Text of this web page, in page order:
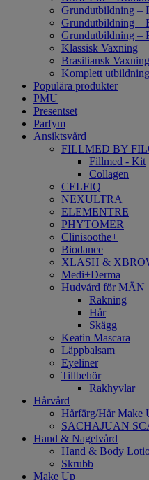
Grundutbildning –
Grundutbildning –
Grundutbildning –
Klassisk Vaxning
Brasiliansk Vaxning
Komplett
Populära produkter
PMU
Presentset
Parfym
Ansiktsvård
FILLMED BY
Fillmed - Kit
Collagen
CELFIQ
NEXULTRA
ELEMENTRE
PHYTOMER
Clinisoothe+
Biodance
XLASH &
Medi+Derma
Hudvård för MÄN
Rakning
Hår
Skägg
Keatin Mascara
Läppbalsam
Eyeliner
Tillbehör
Rakhyvlar
Hårvård
Hårfärg/Hår Make
SACHAJUAN
Hand & Nagelvård
Hand & Body
Skrubb
Make Up